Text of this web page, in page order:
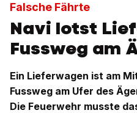
Falsche Fährte
Navi lotst
Fussweg am
Ein Lieferwagen ist am
Fussweg am Ufer des
Die Feuerwehr musste